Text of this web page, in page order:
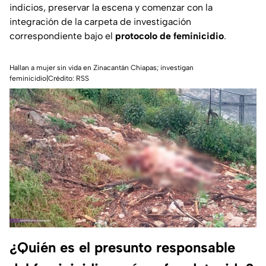
indicios, preservar la escena y comenzar con la
integración de la carpeta de investigación
correspondiente bajo el protocolo de feminicidio.
Hallan a mujer sin vida en Zinacantán Chiapas; investigan
feminicidio|Crédito: RSS
¿Quién es el presunto responsable